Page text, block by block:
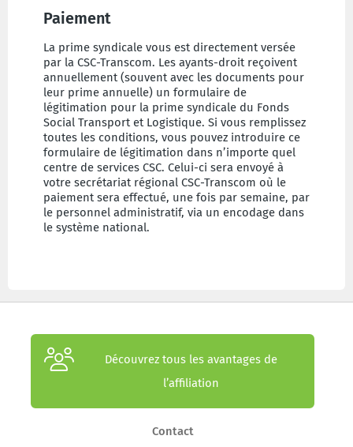
Paiement
La prime syndicale vous est directement versée
par la CSC-Transcom. Les ayants-droit reçoivent
annuellement (souvent avec les documents pour
leur prime annuelle) un formulaire de
légitimation pour la prime syndicale du Fonds
Social Transport et Logistique. Si vous remplissez
toutes les conditions, vous pouvez introduire ce
formulaire de légitimation dans n’importe quel
centre de services CSC. Celui-ci sera envoyé à
votre secrétariat régional CSC-Transcom où le
paiement sera effectué, une fois par semaine, par
le personnel administratif, via un encodage dans
le système national.
Découvrez tous les avantages de
l’affiliation
Contact